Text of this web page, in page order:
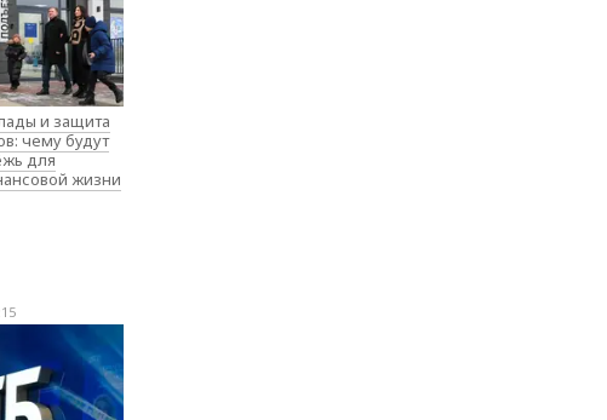
и защита
чему будут
для
жизни